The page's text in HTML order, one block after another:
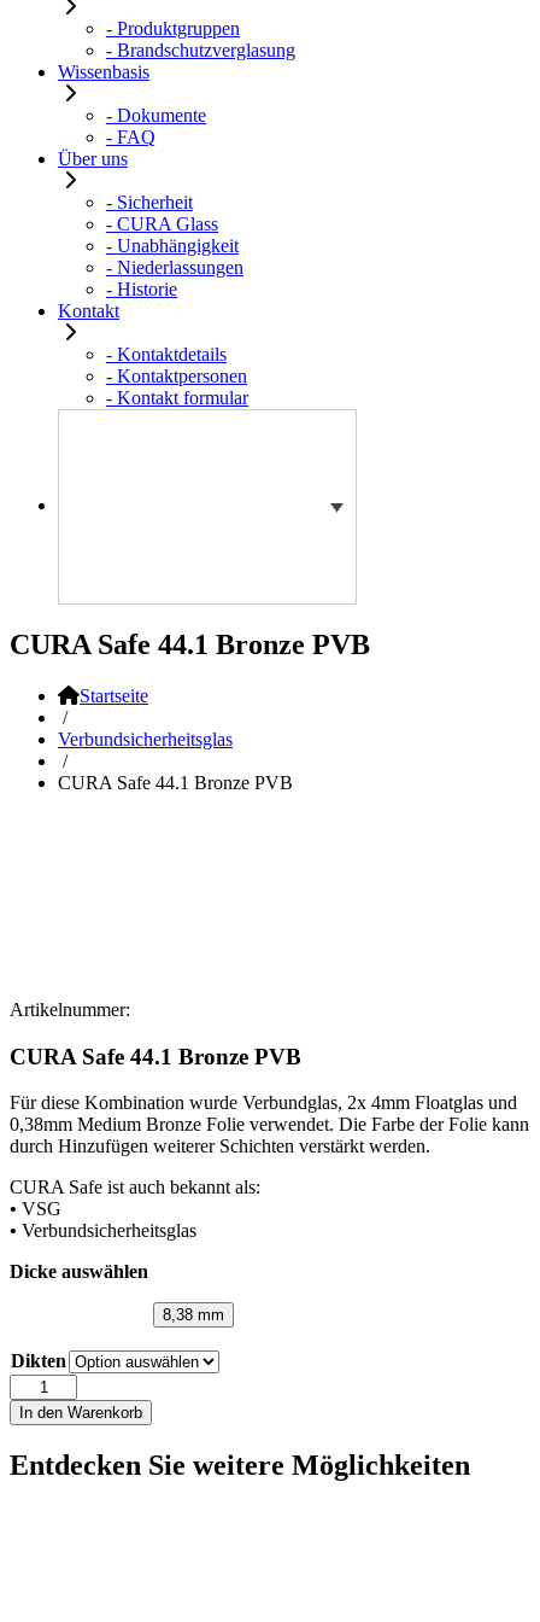
- Produktgruppen
- Brandschutzverglasung
Wissenbasis
- Dokumente
- FAQ
Über uns
- Sicherheit
- CURA Glass
- Unabhängigkeit
- Niederlassungen
- Historie
Kontakt
- Kontaktdetails
- Kontaktpersonen
- Kontakt formular
CURA Safe 44.1 Bronze PVB
Startseite
/
Verbundsicherheitsglas
/
CURA Safe 44.1 Bronze PVB
Artikelnummer:
CURA Safe 44.1 Bronze PVB
Für diese Kombination wurde Verbundglas, 2x 4mm Floatglas und
0,38mm Medium Bronze Folie verwendet. Die Farbe der Folie kann
durch Hinzufügen weiterer Schichten verstärkt werden.
CURA Safe ist auch bekannt als:
• VSG
• Verbundsicherheitsglas
Dicke auswählen
8,38 mm
Dikten
CURA
Safe
44.1
PVB
In den Warenkorb
Entdecken Sie weitere Möglichkeiten